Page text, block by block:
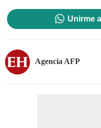
Unirme
Agencia AFP